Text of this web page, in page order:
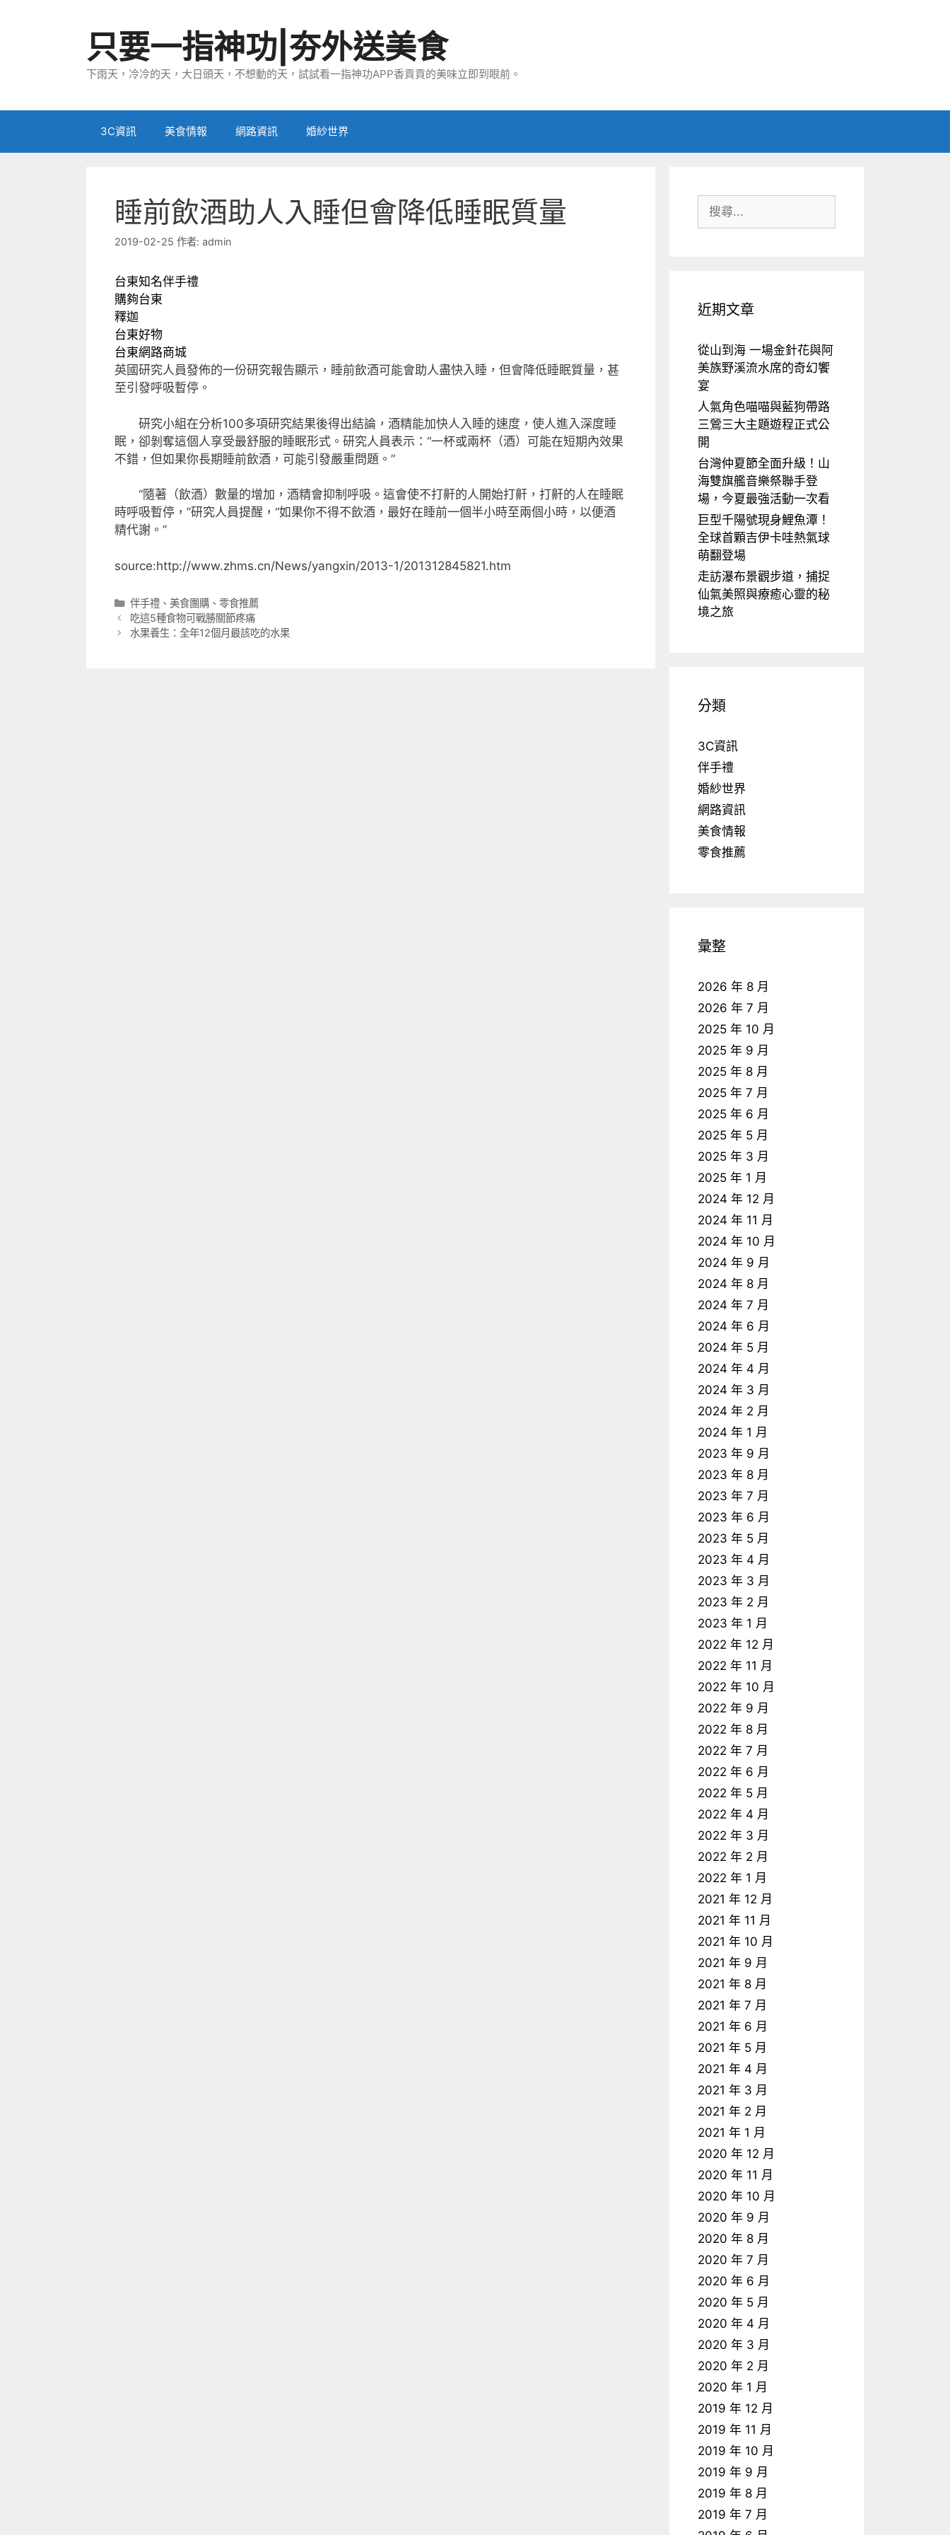
只要一指神功|夯外送美食
下雨天，冷冷的天，大日頭天，不想動的天，試試看一指神功APP香貢貢的美味立即到眼前。
3C資訊 美食情報 網路資訊 婚紗世界
睡前飲酒助人入睡但會降低睡眠質量
2019-02-25 作者: admin
台東知名伴手禮
購夠台東
釋迦
台東好物
台東網路商城
英國研究人員發佈的一份研究報告顯示，睡前飲酒可能會助人盡快入睡，但會降低睡眠質量，甚
至引發呼吸暫停。
研究小組在分析100多項研究結果後得出結論，酒精能加快人入睡的速度，使人進入深度睡
眠，卻剝奪這個人享受最舒服的睡眠形式。研究人員表示：“一杯或兩杯（酒）可能在短期內效果
不錯，但如果你長期睡前飲酒，可能引發嚴重問題。”
“隨著（飲酒）數量的增加，酒精會抑制呼吸。這會使不打鼾的人開始打鼾，打鼾的人在睡眠
時呼吸暫停，”研究人員提醒，“如果你不得不飲酒，最好在睡前一個半小時至兩個小時，以便酒
精代謝。”
source:http://www.zhms.cn/News/yangxin/2013-1/201312845821.htm
分
類
伴手禮、 美食團購、 零食推薦
吃這5種食物可戰勝關節疼痛
水果養生：全年12個月最該吃的水果
尋:
近期文章
從山到海 一場金針花與阿
美族野溪流水席的奇幻饗
宴
人氣角色喵喵與藍狗帶路
三鶯三大主題遊程正式公
開
台灣仲夏節全面升級！山
海雙旗艦音樂祭聯手登
場，今夏最強活動一次看
巨型千陽號現身鯉魚潭！
全球首顆吉伊卡哇熱氣球
萌翻登場
走訪瀑布景觀步道，捕捉
仙氣美照與療癒心靈的秘
境之旅
分類
3C資訊
伴手禮
婚紗世界
網路資訊
美食情報
零食推薦
彙整
2026 年 8 月
2026 年 7 月
2025 年 10 月
2025 年 9 月
2025 年 8 月
2025 年 7 月
2025 年 6 月
2025 年 5 月
2025 年 3 月
2025 年 1 月
2024 年 12 月
2024 年 11 月
2024 年 10 月
2024 年 9 月
2024 年 8 月
2024 年 7 月
2024 年 6 月
2024 年 5 月
2024 年 4 月
2024 年 3 月
2024 年 2 月
2024 年 1 月
2023 年 9 月
2023 年 8 月
2023 年 7 月
2023 年 6 月
2023 年 5 月
2023 年 4 月
2023 年 3 月
2023 年 2 月
2023 年 1 月
2022 年 12 月
2022 年 11 月
2022 年 10 月
2022 年 9 月
2022 年 8 月
2022 年 7 月
2022 年 6 月
2022 年 5 月
2022 年 4 月
2022 年 3 月
2022 年 2 月
2022 年 1 月
2021 年 12 月
2021 年 11 月
2021 年 10 月
2021 年 9 月
2021 年 8 月
2021 年 7 月
2021 年 6 月
2021 年 5 月
2021 年 4 月
2021 年 3 月
2021 年 2 月
2021 年 1 月
2020 年 12 月
2020 年 11 月
2020 年 10 月
2020 年 9 月
2020 年 8 月
2020 年 7 月
2020 年 6 月
2020 年 5 月
2020 年 4 月
2020 年 3 月
2020 年 2 月
2020 年 1 月
2019 年 12 月
2019 年 11 月
2019 年 10 月
2019 年 9 月
2019 年 8 月
2019 年 7 月